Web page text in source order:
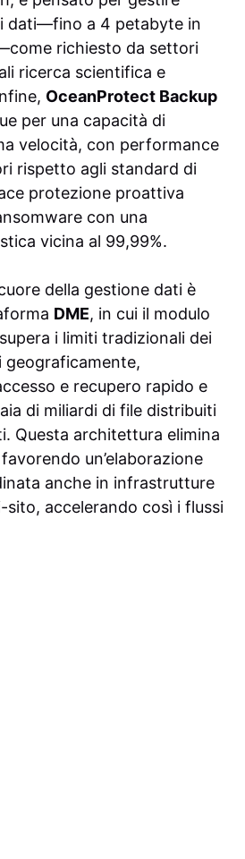
dati—fino a 4 petabyte in
richiesto da settori
ricerca scientifica e
OceanProtect Backup
per una capacità di
velocità, con performance
rispetto agli standard di
protezione proattiva
con una
vicina al 99,99%.
della gestione dati è
DME, in cui il modulo
supera i limiti tradizionali dei
geograficamente,
e recupero rapido e
di miliardi di file distribuiti
Questa architettura elimina
un’elaborazione
anche in infrastrutture
sito, accelerando così i flussi